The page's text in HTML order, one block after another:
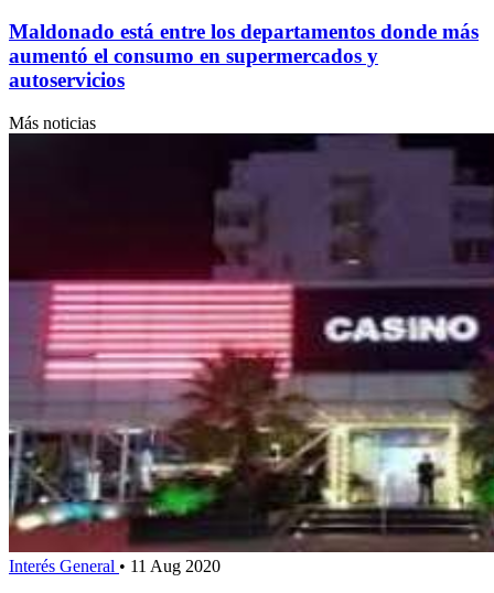
Maldonado está entre los departamentos donde más
aumentó el consumo en supermercados y
autoservicios
Más noticias
Interés General • 11 Aug 2020